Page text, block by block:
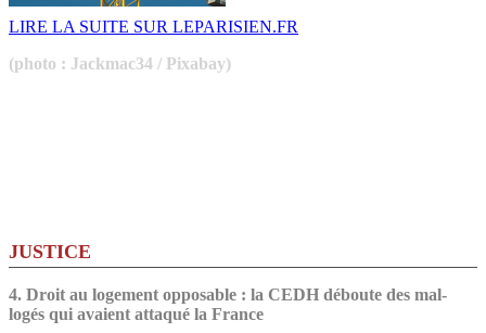
LIRE LA SUITE SUR LEPARISIEN.FR
(photo : Jackmac34 / Pixabay)
JUSTICE
4. Droit au logement opposable : la CEDH déboute des mal-
logés qui avaient attaqué la France